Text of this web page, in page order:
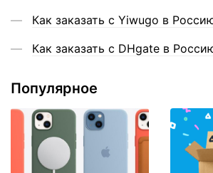
Как заказать с Yiwugo в
Как заказать с DHgate в
Популярное